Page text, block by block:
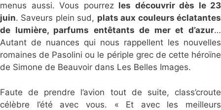
menus aussi. Vous pourrez les découvrir dès le 23
juin. Saveurs plein sud, plats aux couleurs éclatantes
de lumière, parfums entêtants de mer et d’azur…
Autant de nuances qui nous rappellent les nouvelles
romaines de Pasolini ou le périple grec de cette héroïne
de Simone de Beauvoir dans Les Belles Images.
Faute de prendre l’avion tout de suite, class’croute
célèbre l’été avec vous. « Et avec les meilleurs